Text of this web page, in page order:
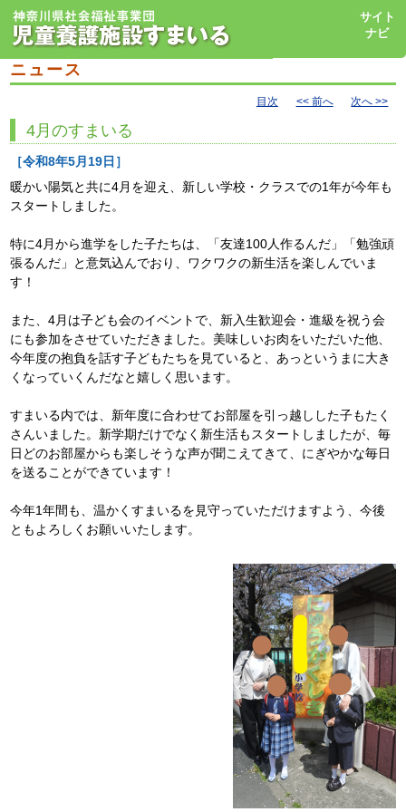
サイト
ナビ
ニュース
目次 << 前へ 次へ >>
4月のすまいる
［令和8年5月19日］
暖かい陽気と共に4月を迎え、新しい学校・クラスでの1年が今年も
スタートしました。
特に4月から進学をした子たちは、「友達100人作るんだ」「勉強頑
張るんだ」と意気込んでおり、ワクワクの新生活を楽しんでいま
す！
また、4月は子ども会のイベントで、新入生歓迎会・進級を祝う会
にも参加をさせていただきました。美味しいお肉をいただいた他、
今年度の抱負を話す子どもたちを見ていると、あっというまに大き
くなっていくんだなと嬉しく思います。
すまいる内では、新年度に合わせてお部屋を引っ越しした子もたく
さんいました。新学期だけでなく新生活もスタートしましたが、毎
日どのお部屋からも楽しそうな声が聞こえてきて、にぎやかな毎日
を送ることができています！
今年1年間も、温かくすまいるを見守っていただけますよう、今後
ともよろしくお願いいたします。